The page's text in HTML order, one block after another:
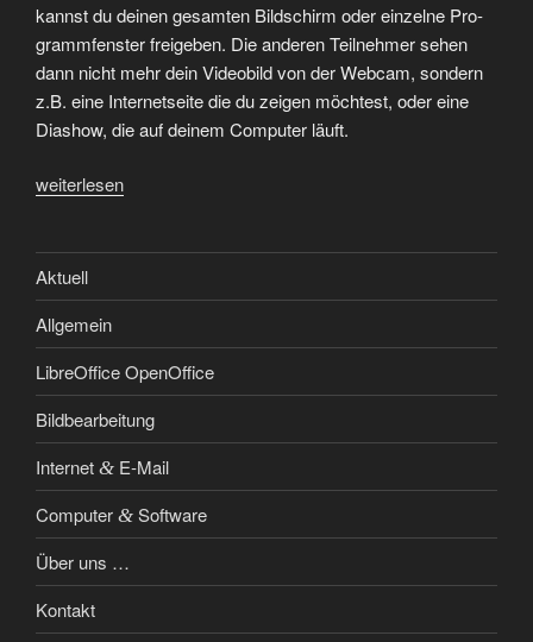
kannst du dei­nen gesam­ten Bild­schirm oder ein­zel­ne Pro­
gramm­fens­ter frei­ge­ben. Die ande­ren Teil­neh­mer sehen
dann nicht mehr dein Video­bild von der Web­cam, son­dern
z.B. eine Inter­net­sei­te die du zei­gen möch­test, oder eine
Dia­show, die auf dei­nem Com­pu­ter läuft.
„Jit­
Bild­
schirm
frei­
ge­
ben“
weiterlesen
Aktuell
Allgemein
LibreOffice OpenOffice
Bildbearbeitung
Internet & E‑Mail
Computer & Software
Über uns …
Kontakt